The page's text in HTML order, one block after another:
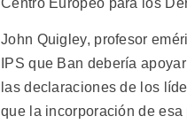
John Quigley, profesor
IPS que Ban debería
las declaraciones de los
que la incorporación de